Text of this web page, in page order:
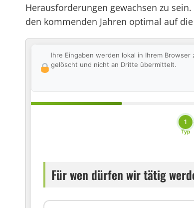
Herausforderungen gewachsen zu
den kommenden Jahren optimal auf
Ihre Eingaben werden lokal in Ihrem
gelöscht und nicht an Dritte übermittelt.
1
Typ
Für wen dürfen wir tätig